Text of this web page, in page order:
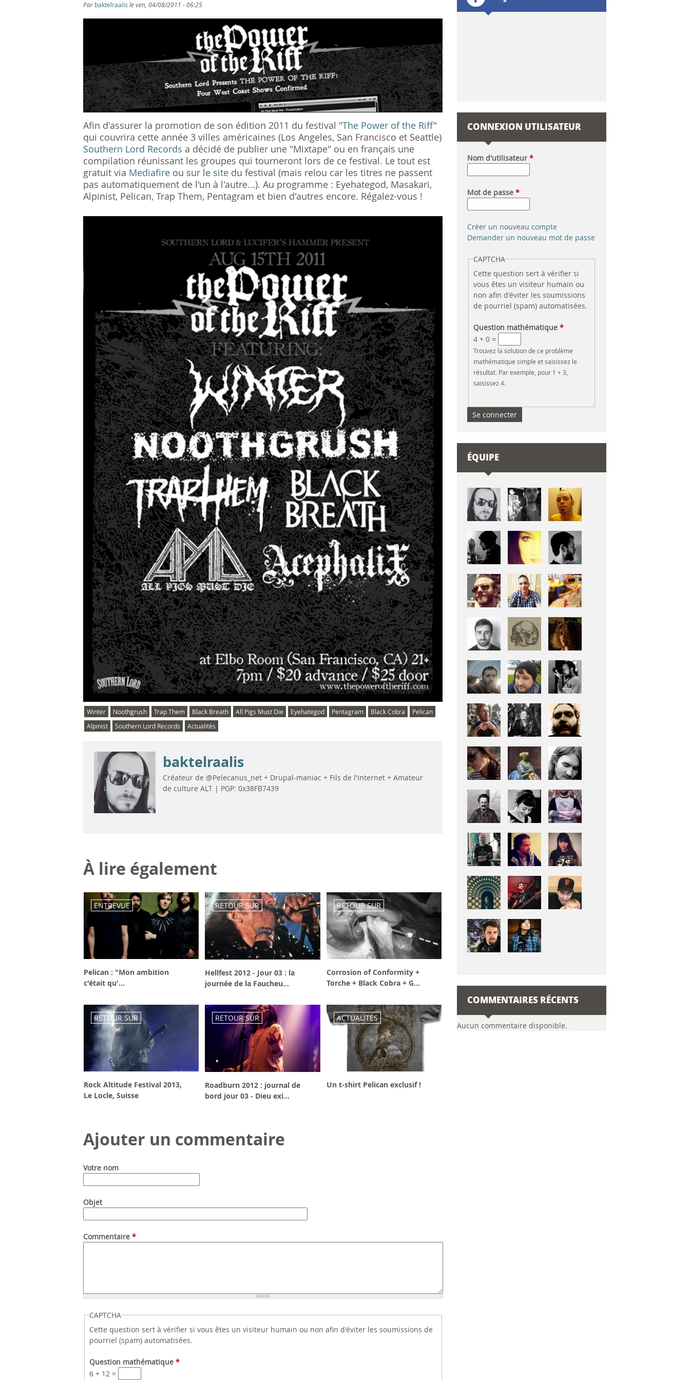
l
d
e
r
e
c
h
e
r
c
h
e
ê
e
s
i
c
i
Par baktelraalis le ven, 04/08/2011 - 06:25
Afin d'assurer la promotion de son édition 2011 du festival "The Power of the Riff"
qui couvrira cette année 3 villes américaines (Los Angeles, San Francisco et Seattle)
Southern Lord Records a décidé de publier une "Mixtape" ou en français une
compilation réunissant les groupes qui tourneront lors de ce festival. Le tout est
gratuit via Mediafire ou sur le site du festival (mais relou car les titres ne passent
pas automatiquement de l'un à l'autre...). Au programme : Eyehategod, Masakari,
Alpinist, Pelican, Trap Them, Pentagram et bien d'autres encore. Régalez-vous !
Winter Noothgrush Trap Them Black Breath All Pigs Must Die Eyehategod Pentagram Black Cobra
Pelican
Alpinist
Southern Lord Records Actualités
baktelraalis
Créateur de @Pelecanus_net + Drupal-maniac + Fils de l'internet + Amateur
de culture ALT | PGP: 0x38FB7439
À lire également
ENTREVUE
Pelican : "Mon ambition
c'était qu'...
RETOUR SUR
Hellfest 2012 - Jour 03 : la
journée de la Faucheu...
RETOUR SUR
Corrosion of Conformity +
Torche + Black Cobra + G...
RETOUR SUR
Rock Altitude Festival 2013,
Le Locle, Suisse
RETOUR SUR
Roadburn 2012 : journal de
bord jour 03 - Dieu exi...
ACTUALITÉS
Un t-shirt Pelican exclusif !
Ajouter un commentaire
Votre nom
Objet
Commentaire *
CAPTCHA
Cette question sert à vérifier si vous êtes un visiteur humain ou non afin d'éviter les soumissions de
pourriel (spam) automatisées.
Question mathématique *
6 + 12 =
CONNEXION UTILISATEUR
Nom d'utilisateur*
Mot de passe*
Créer un nouveau compte
Demander un nouveau mot de passe
CAPTCHA
Cette question sert à vérifier si
vous êtes un visiteur humain ou
non afin d'éviter les soumissions
de pourriel (spam) automatisées.
Question mathématique*
4 + 0 =
Trouvez la solution de ce problème
mathématique simple et saisissez le
résultat. Par exemple, pour 1 + 3,
saisissez 4.
ÉQUIPE
COMMENTAIRES RÉCENTS
Aucun commentaire disponible.